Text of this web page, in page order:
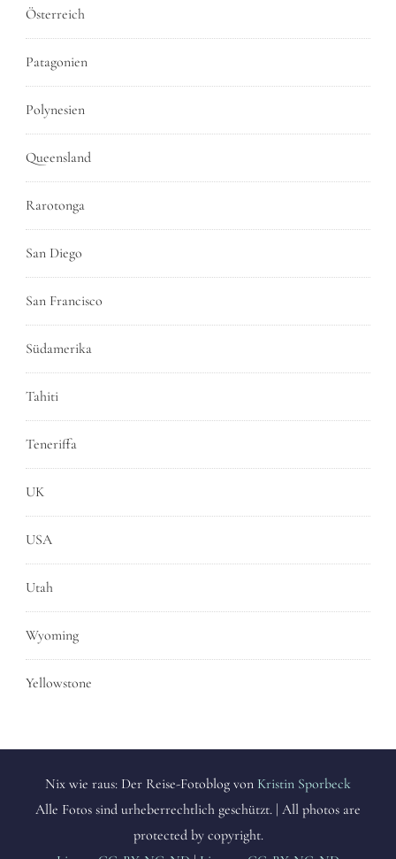
Österreich
Patagonien
Polynesien
Queensland
Rarotonga
San Diego
San Francisco
Südamerika
Tahiti
Teneriffa
UK
USA
Utah
Wyoming
Yellowstone
Nix wie raus: Der Reise-Fotoblog von Kristin Sporbeck
Alle Fotos sind urheberrechtlich geschützt. | All photos are
protected by copyright.